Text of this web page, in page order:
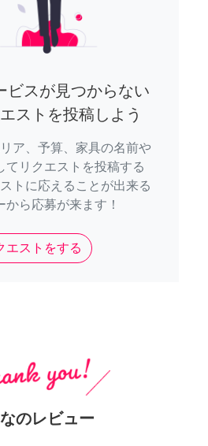
ビスが見つからない
ストを投稿しよう
ア、予算、家具の名前や
てリクエストを投稿する
トに応えることが出来る
から応募が来ます！
エストをする
のレビュー